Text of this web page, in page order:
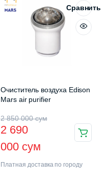
Сравнить
Очиститель воздуха Edison
Mars air purifier
2 850 000сум
2 690
000 сум
Платная доставка по городу